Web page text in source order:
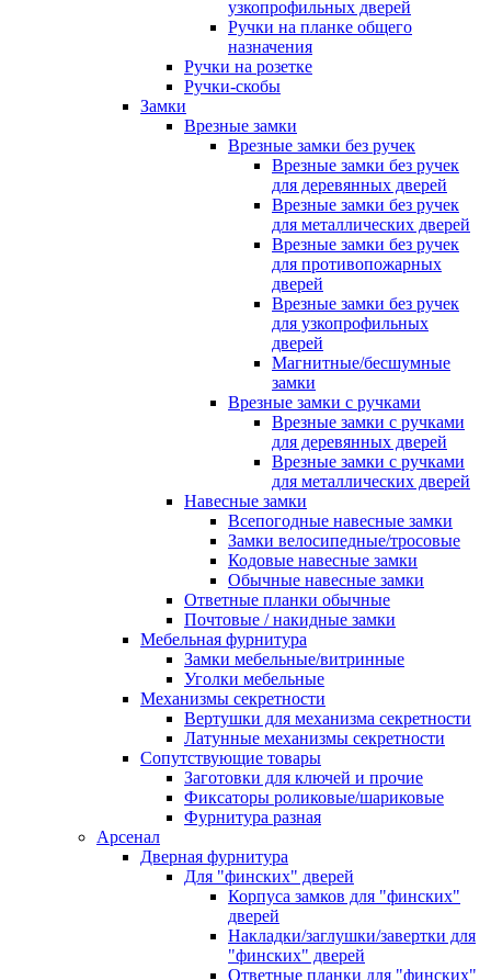
узкопрофильных дверей
Ручки на планке общего
назначения
Ручки на розетке
Ручки-скобы
Замки
Врезные замки
Врезные замки без ручек
Врезные замки без ручек
для деревянных дверей
Врезные замки без ручек
для металлических дверей
Врезные замки без ручек
для противопожарных
дверей
Врезные замки без ручек
для узкопрофильных
дверей
Магнитные/бесшумные
замки
Врезные замки с ручками
Врезные замки с ручками
для деревянных дверей
Врезные замки с ручками
для металлических дверей
Навесные замки
Всепогодные навесные замки
Замки велосипедные/тросовые
Кодовые навесные замки
Обычные навесные замки
Ответные планки обычные
Почтовые / накидные замки
Мебельная фурнитура
Замки мебельные/витринные
Уголки мебельные
Механизмы секретности
Вертушки для механизма секретности
Латунные механизмы секретности
Сопутствующие товары
Заготовки для ключей и прочие
Фиксаторы роликовые/шариковые
Фурнитура разная
Арсенал
Дверная фурнитура
Для "финских" дверей
Корпуса замков для "финских"
дверей
Накладки/заглушки/завертки для
"финских" дверей
Ответные планки для "финских"